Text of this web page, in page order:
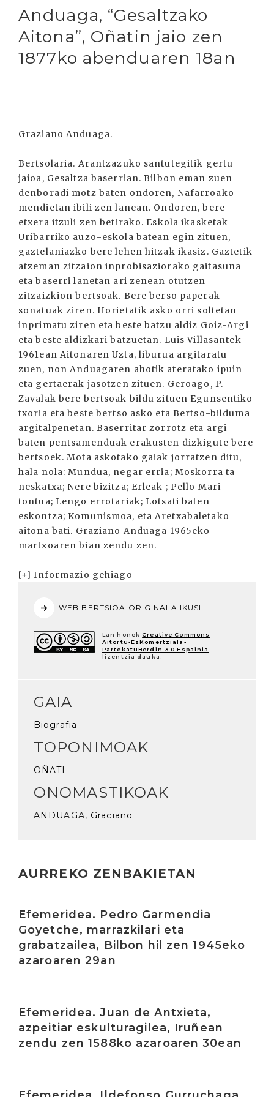
Anduaga, “Gesaltzako
Aitona”, Oñatin jaio zen
1877ko abenduaren 18an
Graziano Anduaga.
Bertsolaria. Arantzazuko santutegitik gertu
jaioa, Gesaltza baserrian. Bilbon eman zuen
denboradi motz baten ondoren, Nafarroako
mendietan ibili zen lanean. Ondoren, bere
etxera itzuli zen betirako. Eskola ikasketak
Uribarriko auzo-eskola batean egin zituen,
gaztelaniazko bere lehen hitzak ikasiz. Gaztetik
atzeman zitzaion inprobisaziorako gaitasuna
eta baserri lanetan ari zenean otutzen
zitzaizkion bertsoak. Bere berso paperak
sonatuak ziren. Horietatik asko orri soltetan
inprimatu ziren eta beste batzu aldiz Goiz-Argi
eta beste aldizkari batzuetan. Luis Villasantek
1961ean Aitonaren Uzta, liburua argitaratu
zuen, non Anduagaren ahotik ateratako ipuin
eta gertaerak jasotzen zituen. Geroago, P.
Zavalak bere bertsoak bildu zituen Egunsentiko
txoria eta beste bertso asko eta Bertso-bilduma
argitalpenetan. Baserritar zorrotz eta argi
baten pentsamenduak erakusten dizkigute bere
bertsoek. Mota askotako gaiak jorratzen ditu,
hala nola: Mundua, negar erria; Moskorra ta
neskatxa; Nere bizitza; Erleak ; Pello Mari
tontua; Lengo errotariak; Lotsati baten
eskontza; Komunismoa, eta Aretxabaletako
aitona bati. Graziano Anduaga 1965eko
martxoaren bian zendu zen.
[+] Informazio gehiago
WEB BERTSIOA ORIGINALA IKUSI
Lan honek Creative Commons
Aitortu-EzKomertziala-
PartekatuBerdin 3.0 Espainia
lizentzia dauka.
GAIA
Biografia
TOPONIMOAK
OÑATI
ONOMASTIKOAK
ANDUAGA, Graciano
AURREKO ZENBAKIETAN
Efemeridea. Pedro Garmendia
Goyetche, marrazkilari eta
grabatzailea, Bilbon hil zen 1945eko
azaroaren 29an
Efemeridea. Juan de Antxieta,
azpeitiar eskulturagilea, Iruñean
zendu zen 1588ko azaroaren 30ean